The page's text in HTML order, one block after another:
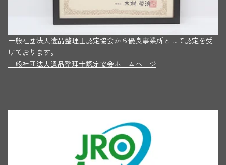
一般社団法人遺品整理士認定協会から優良事業所として認定を受
けております。
一般社団法人遺品整理士認定協会ホームページ